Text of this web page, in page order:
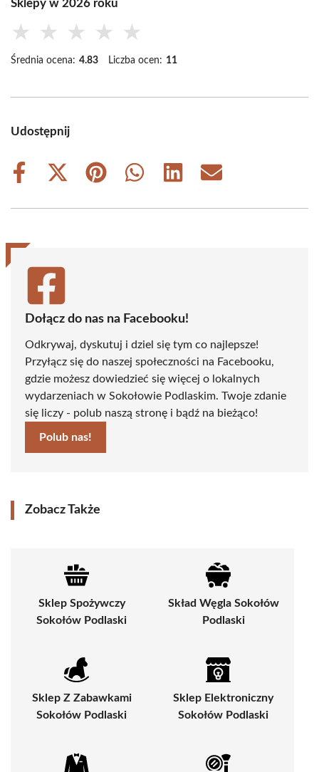
Sklepy w 2026 roku
★ ★ ★ ★ ★
Średnia ocena: 4.83 Liczba ocen: 11
Udostępnij
Share
Share
(Twitter)
Share
Share
Share
Share
Dołącz do nas na Facebooku!
Odkrywaj, dyskutuj i dziel się tym co najlepsze!
Przyłącz się do naszej społeczności na Facebooku,
gdzie możesz dowiedzieć się więcej o lokalnych
wydarzeniach w Sokołowie Podlaskim. Twoje zdanie
się liczy - polub naszą stronę i bądź na bieżąco!
Polub nas!
Zobacz Także
Sklep Spożywczy
Sokołów Podlaski
Skład Węgla Sokołów
Podlaski
Sklep Z Zabawkami
Sokołów Podlaski
Sklep Elektroniczny
Sokołów Podlaski